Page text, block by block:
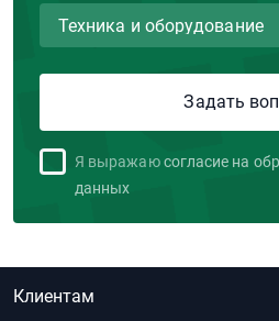
Я выражаю согласие на
данных
Клиентам